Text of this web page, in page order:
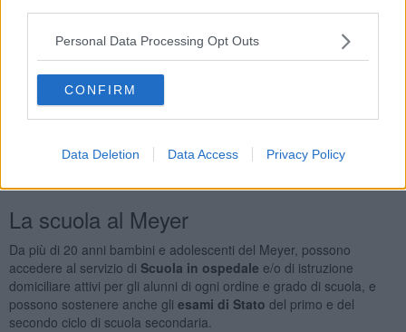
Personal Data Processing Opt Outs
CONFIRM
Data Deletion Data Access Privacy Policy
formativo dei piccoli, in un continuo scambio con il contesto
educativo e scolastico di appartenenza.
interventi educativi-formativi sui bambini e le bambine in
terapiasaranno curati in sinergia dai docenti delle scuole di
appartenenza e dai docenti delle scuole con sezione ospedaliera,
che nel caso del Meyer è la scuola dell’infanzia Matteotti presso
l’Istituto comprensivo Poliziano. Anche l’orario sarà modulato sulle
La scuola al Meyer
Da più di 20 anni bambini e adolescenti del Meyer, possono
accedere al servizio di Scuola in ospedale e/o di istruzione
domiciliare attivi per gli alunni di ogni ordine e grado di scuola, e
possono sostenere anche gli esami di Stato del primo e del
secondo ciclo di scuola secondaria.